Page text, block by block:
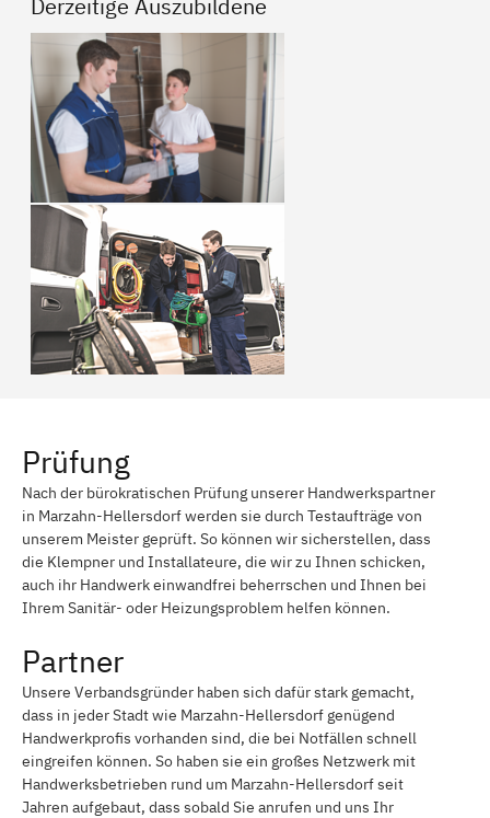
Prüfung
Nach der bürokratischen Prüfung unserer Handwerkspartner
in Marzahn-Hellersdorf werden sie durch Testaufträge von
unserem Meister geprüft. So können wir sicherstellen, dass
die Klempner und Installateure, die wir zu Ihnen schicken,
auch ihr Handwerk einwandfrei beherrschen und Ihnen bei
Ihrem Sanitär- oder Heizungsproblem helfen können.
Partner
Unsere Verbandsgründer haben sich dafür stark gemacht,
dass in jeder Stadt wie Marzahn-Hellersdorf genügend
Handwerkprofis vorhanden sind, die bei Notfällen schnell
eingreifen können. So haben sie ein großes Netzwerk mit
Handwerksbetrieben rund um Marzahn-Hellersdorf seit
Jahren aufgebaut, dass sobald Sie anrufen und uns Ihr